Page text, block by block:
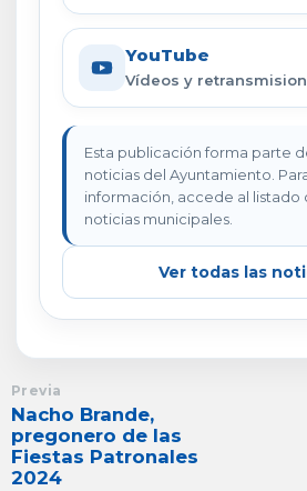
YouTube
Vídeos y
Esta publicación forma parte
noticias del Ayuntamiento.
información, accede al
noticias municipales.
Ver todas las
Previa
Nacho Brande,
pregonero de las
Fiestas Patronales
2024